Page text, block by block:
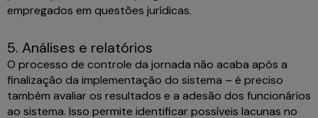
empregados em questões jurídicas.
5. Análises e relatórios
O processo de controle da jornada não acaba após a
finalização da implementação do sistema – é preciso
também avaliar os resultados e a adesão dos funcionários
ao sistema. Isso permite identificar possíveis lacunas no